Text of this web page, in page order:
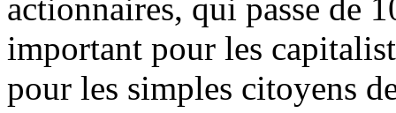
actionnaires, qui passe de
important pour les
pour les simples citoyens